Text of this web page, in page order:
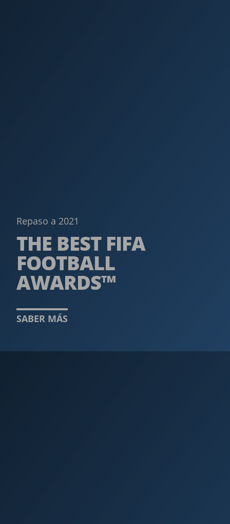
Repaso a 2021
THE BEST FIFA
FOOTBALL
AWARDS™­
SABER MÁS